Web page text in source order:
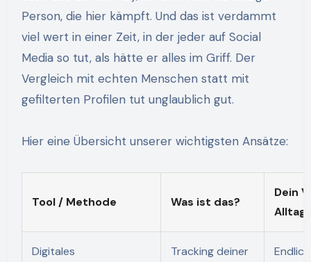
Person, die hier kämpft. Und das ist verdammt
viel wert in einer Zeit, in der jeder auf Social
Media so tut, als hätte er alles im Griff. Der
Vergleich mit echten Menschen statt mit
gefilterten Profilen tut unglaublich gut.
Hier eine Übersicht unserer wichtigsten Ansätze:
Tool / Methode Was ist das?
Dein
Alltag
Digitales
Tracking deiner